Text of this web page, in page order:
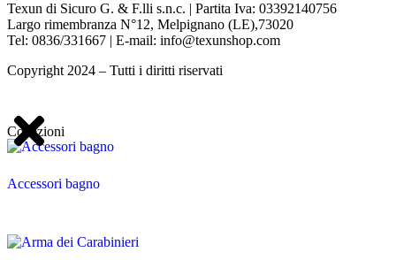
Texun di Sicuro G. & F.lli s.n.c. | Partita Iva: 03392140756
Largo rimembranza N°12, Melpignano (LE),73020
Tel: 0836/331667 | E-mail: info@texunshop.com
Copyright 2024 – Tutti i diritti riservati
Collezioni
Accessori bagno